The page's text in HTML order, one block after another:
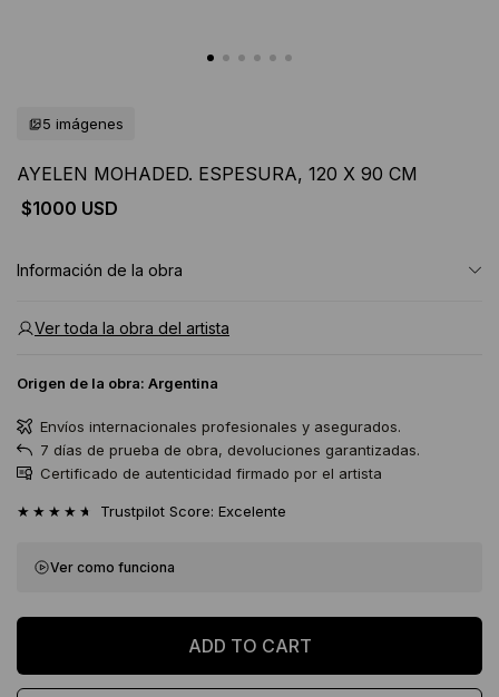
5 imágenes
AYELEN MOHADED. ESPESURA, 120 X 90 CM
$1000 USD
Información de la obra
Ver toda la obra del artista
Origen de la obra: Argentina
Envíos internacionales profesionales y asegurados.
7 días de prueba de obra, devoluciones garantizadas.
Certificado de autenticidad firmado por el artista
★★★★★ Trustpilot Score: Excelente
Ver como funciona